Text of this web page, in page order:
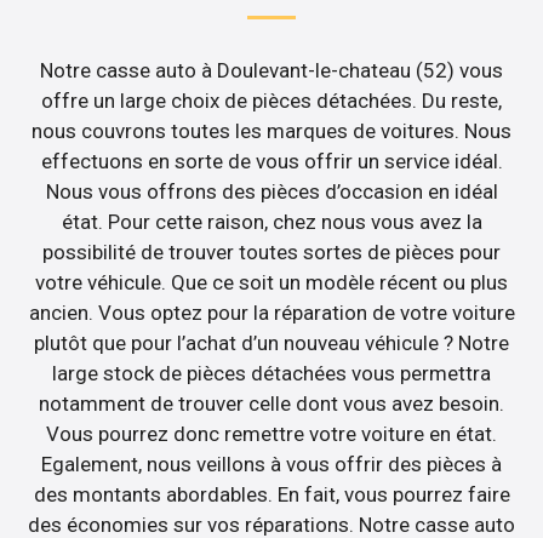
Notre casse auto à Doulevant-le-chateau (52) vous
offre un large choix de pièces détachées. Du reste,
nous couvrons toutes les marques de voitures. Nous
effectuons en sorte de vous offrir un service idéal.
Nous vous offrons des pièces d’occasion en idéal
état. Pour cette raison, chez nous vous avez la
possibilité de trouver toutes sortes de pièces pour
votre véhicule. Que ce soit un modèle récent ou plus
ancien. Vous optez pour la réparation de votre voiture
plutôt que pour l’achat d’un nouveau véhicule ? Notre
large stock de pièces détachées vous permettra
notamment de trouver celle dont vous avez besoin.
Vous pourrez donc remettre votre voiture en état.
Egalement, nous veillons à vous offrir des pièces à
des montants abordables. En fait, vous pourrez faire
des économies sur vos réparations. Notre casse auto